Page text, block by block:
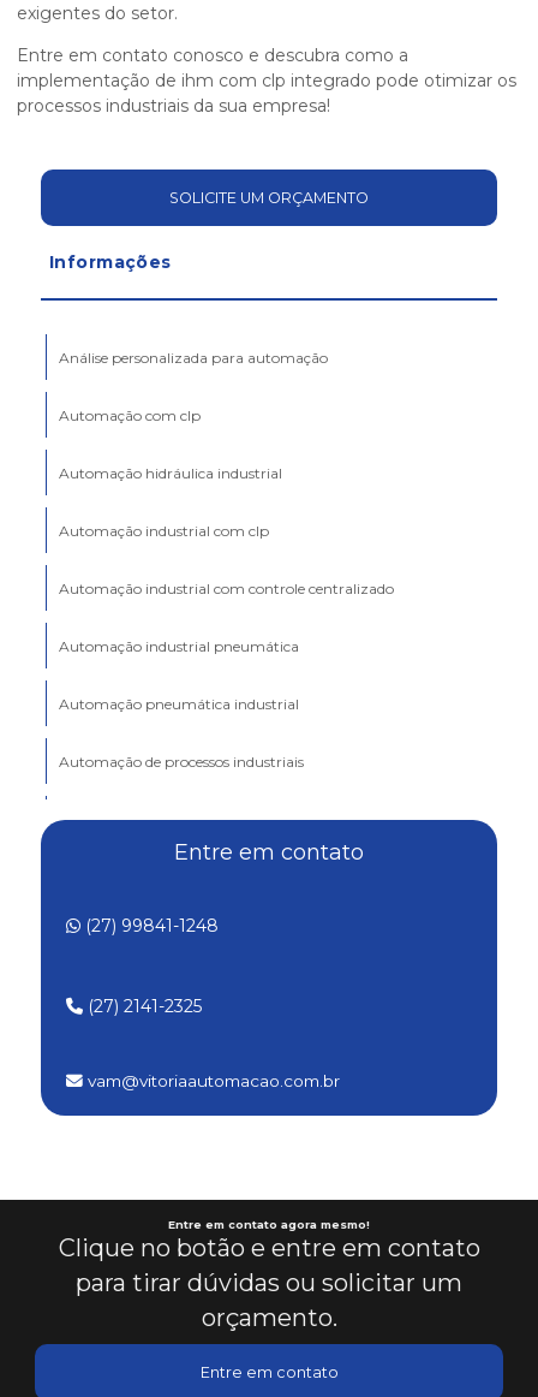
exigentes do setor.
Entre em contato conosco e descubra como a
implementação de ihm com clp integrado pode otimizar os
processos industriais da sua empresa!
SOLICITE UM ORÇAMENTO
Informações
Análise personalizada para automação
Automação com clp
Automação hidráulica industrial
Automação industrial com clp
Automação industrial com controle centralizado
Automação industrial pneumática
Automação pneumática industrial
Automação de processos industriais
Automação robótica industrial
Configuração de clp personalizada
Configuração de clp para processos industriais
Consultoria em clp para automação
Design de ihm intuitivo
Entre em contato
(27) 99841-1248
(27) 2141-2325
vam@vitoriaautomacao.com.br
Entre em contato agora mesmo!
Clique no botão e entre em contato
para tirar dúvidas ou solicitar um
orçamento.
Entre em contato